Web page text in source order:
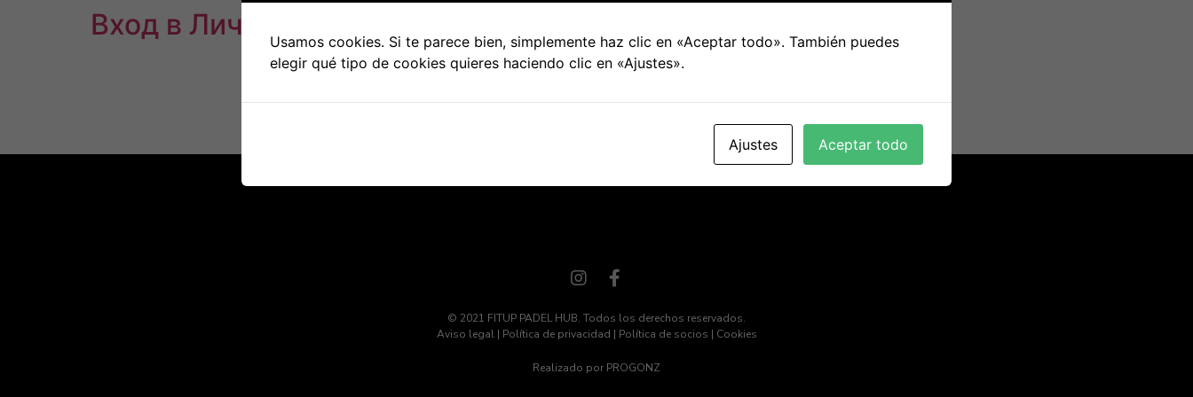
Вход в Личный кабинет XM
Content Неторговые комиссии Открытие счета Большой, надёжный брокер с человеческим отношением к клиентам. Новости XM
подтверждающих личность и место проживания. В течение какого времени происходит зачисление средств […]
© 2021 FITUP PADEL HUB. Todos los derechos reservados.
Aviso legal| Política de privacidad | Política de socios | Cookies
Realizado por PROGONZ
Usamos cookies. Si te parece bien, simplemente haz clic en «Aceptar todo». También puedes
elegir qué tipo de cookies quieres haciendo clic en «Ajustes».
Ajustes Aceptar todo